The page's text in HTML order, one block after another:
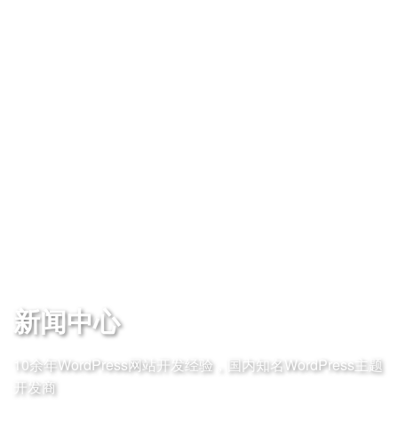
新闻中心
10余年WordPress网站开发经验，国内知名WordPress主题
开发商